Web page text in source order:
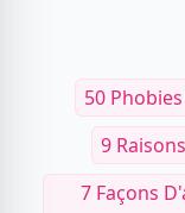
50
9
7 Façons